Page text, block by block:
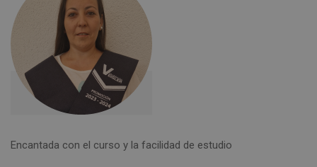
Encantada con el curso y la facilidad de estudio